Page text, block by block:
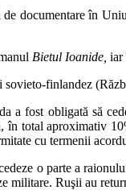
documentare în
Bietul Ioanide, iar
finlandez
a fost obligată să
în total aproximativ
cu termenii
o parte a
militare. Ruşii au